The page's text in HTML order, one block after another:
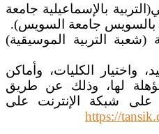
بالإسماعيلية جامعة
بالسويس جامعة السويس).
(شعبة التربية الموسيقية)
واختيار الكليات، وأماكن
لها، وذلك عن طريق
على شبكة الإنترنت على
https://